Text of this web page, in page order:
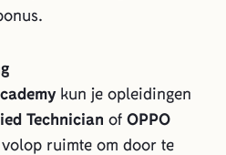
kun je opleidingen
Technician of OPPO
ruimte om door te